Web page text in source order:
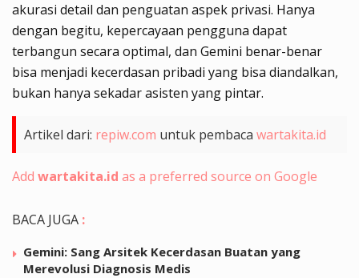
akurasi detail dan penguatan aspek privasi. Hanya
dengan begitu, kepercayaan pengguna dapat
terbangun secara optimal, dan Gemini benar-benar
bisa menjadi kecerdasan pribadi yang bisa diandalkan,
bukan hanya sekadar asisten yang pintar.
Artikel dari: repiw.com untuk pembaca wartakita.id
Add wartakita.id as a preferred source on Google
BACA JUGA :
Gemini: Sang Arsitek Kecerdasan Buatan yang
Merevolusi Diagnosis Medis